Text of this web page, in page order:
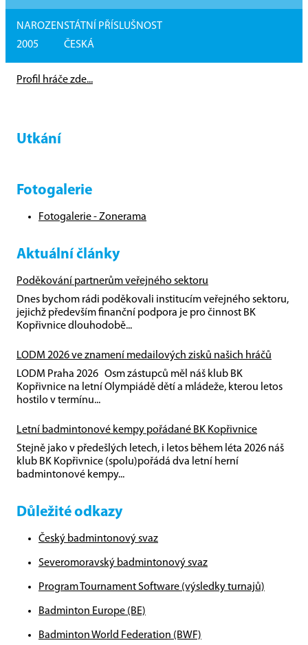
NAROZEN
2005
STÁTNÍ PŘÍSLUŠNOST
ČESKÁ
Profil hráče zde...
Utkání
Fotogalerie
Fotogalerie - Zonerama
Aktuální články
Poděkování partnerům veřejného sektoru
Dnes bychom rádi poděkovali institucím veřejného sektoru,
jejichž především finanční podpora je pro činnost BK
Kopřivnice dlouhodobě...
LODM 2026 ve znamení medailových zisků našich hráčů
LODM Praha 2026 Osm zástupců měl náš klub BK
Kopřivnice na letní Olympiádě dětí a mládeže, kterou letos
hostilo v termínu...
Letní badmintonové kempy pořádané BK Kopřivnice
Stejně jako v předešlých letech, i letos během léta 2026 náš
klub BK Kopřivnice (spolu)pořádá dva letní herní
badmintonové kempy...
Důležité odkazy
Český badmintonový svaz
Severomoravský badmintonový svaz
Program Tournament Software (výsledky turnajů)
Badminton Europe (BE)
Badminton World Federation (BWF)